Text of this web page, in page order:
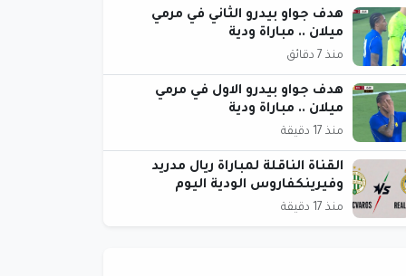
هدف جواو بيدرو الثاني في مرمي
ميلان .. مباراة ودية
منذ 7 دقائق
هدف جواو بيدرو الاول في مرمي
ميلان .. مباراة ودية
منذ 17 دقيقة
القناة الناقلة لمباراة ريال مدريد
وفيرينكفاروس الودية اليوم
منذ 17 دقيقة